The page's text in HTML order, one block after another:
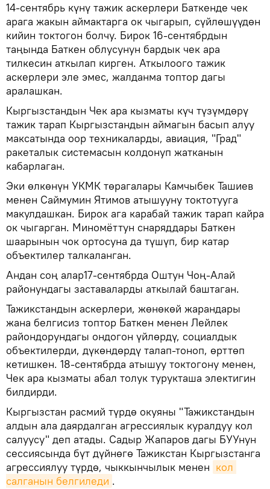
14-сентябрь күнү тажик аскерлери Баткенде чек
арага жакын аймактарга ок чыгарып, сүйлөшүүдөн
кийин токтогон болчу. Бирок 16-сентябрдын
таңында Баткен облусунун бардык чек ара
тилкесин аткылап кирген. Аткылоого тажик
аскерлери эле эмес, жалданма топтор дагы
аралашкан.
Кыргызстандын Чек ара кызматы күч түзүмдөрү
тажик тарап Кыргызстандын аймагын басып алуу
максатында оор техникаларды, авиация, "Град"
ракеталык системасын колдонуп жатканын
кабарлаган.
Эки өлкөнүн УКМК төрагалары Камчыбек Ташиев
менен Саймумин Ятимов атышууну токтотууга
макулдашкан. Бирок ага карабай тажик тарап кайра
ок чыгарган. Миномёттун снаряддары Баткен
шаарынын чок ортосуна да түшүп, бир катар
объектилер талкаланган.
Андан соң алар17-сентябрда Оштун Чоң-Алай
районундагы заставаларды аткылай баштаган.
Тажикстандын аскерлери, жөнөкөй жарандары
жана белгисиз топтор Баткен менен Лейлек
райондорундагы ондогон үйлөрдү, социалдык
объектилерди, дүкөндөрдү талап-тоноп, өрттөп
кетишкен. 18-сентябрда атышуу токтогону менен,
Чек ара кызматы абал толук турукташа электигин
билдирди.
Кыргызстан расмий түрдө окуяны "Тажикстандын
алдын ала даярдалган агрессиялык куралдуу кол
салуусу" деп атады. Садыр Жапаров дагы БУУнун
сессиясында бүт дүйнөгө Тажикстан Кыргызстанга
агрессиялуу түрдө, чыккынчылык менен кол
салганын белгиледи .